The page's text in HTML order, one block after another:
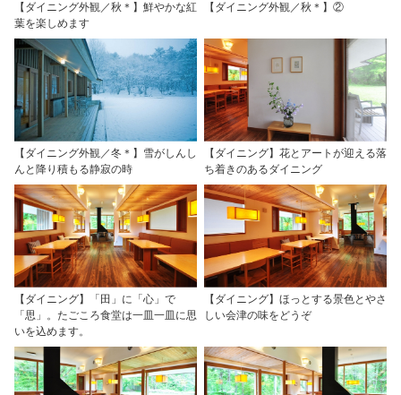
【ダイニング外観／秋＊】鮮やかな紅
葉を楽しめます
【ダイニング外観／秋＊】②
【ダイニング外観／冬＊】雪がしんし
んと降り積もる静寂の時
【ダイニング】花とアートが迎える落
ち着きのあるダイニング
【ダイニング】「田」に「心」で
「思」。たごころ食堂は一皿一皿に思
いを込めます。
【ダイニング】ほっとする景色とやさ
しい会津の味をどうぞ